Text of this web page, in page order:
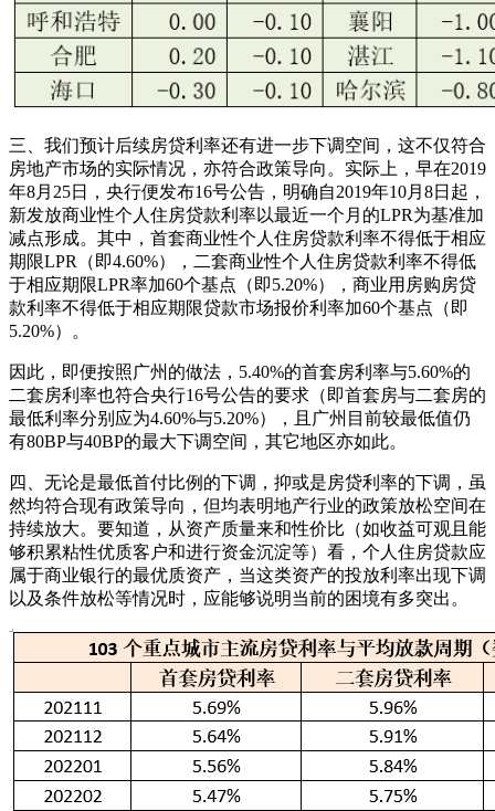
三、我们预计后续房贷利率还有进一步下调空间，这不仅符合
房地产市场的实际情况，亦符合政策导向。实际上，早在2019
年8月25日，央行便发布16号公告，明确自2019年10月8日起，
新发放商业性个人住房贷款利率以最近一个月的LPR为基准加
减点形成。其中，首套商业性个人住房贷款利率不得低于相应
期限LPR（即4.60%），二套商业性个人住房贷款利率不得低
于相应期限LPR率加60个基点（即5.20%），商业用房购房贷
款利率不得低于相应期限贷款市场报价利率加60个基点（即
5.20%）。
因此，即便按照广州的做法，5.40%的首套房利率与5.60%的
二套房利率也符合央行16号公告的要求（即首套房与二套房的
最低利率分别应为4.60%与5.20%），且广州目前较最低值仍
有80BP与40BP的最大下调空间，其它地区亦如此。
四、无论是最低首付比例的下调，抑或是房贷利率的下调，虽
然均符合现有政策导向，但均表明地产行业的政策放松空间在
持续放大。要知道，从资产质量来和性价比（如收益可观且能
够积累粘性优质客户和进行资金沉淀等）看，个人住房贷款应
属于商业银行的最优质资产，当这类资产的投放利率出现下调
以及条件放松等情况时，应能够说明当前的困境有多突出。